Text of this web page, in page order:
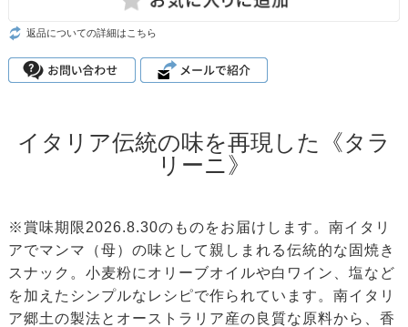
返品についての詳細はこちら
イタリア伝統の味を再現した《タラ
リーニ》
※賞味期限2026.8.30のものをお届けします。南イタリ
アでマンマ（母）の味として親しまれる伝統的な固焼き
スナック。小麦粉にオリーブオイルや白ワイン、塩など
を加えたシンプルなレシピで作られています。南イタリ
ア郷土の製法とオーストラリア産の良質な原料から、香